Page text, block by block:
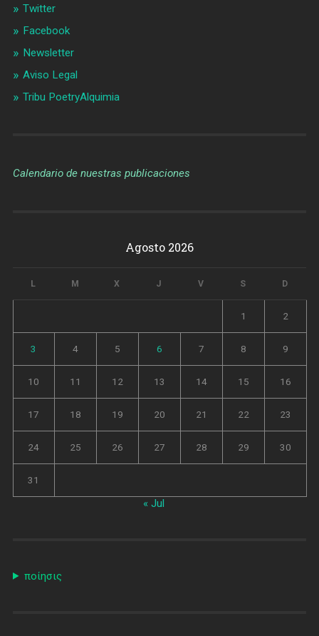
Twitter
Facebook
Newsletter
Aviso Legal
Tribu PoetryAlquimia
Calendario de nuestras publicaciones
Agosto 2026
L M X J V S D
1 2
3 4 5 6 7 8 9
10 11 12 13 14 15 16
17 18 19 20 21 22 23
24 25 26 27 28 29 30
31
« Jul
ποίησις